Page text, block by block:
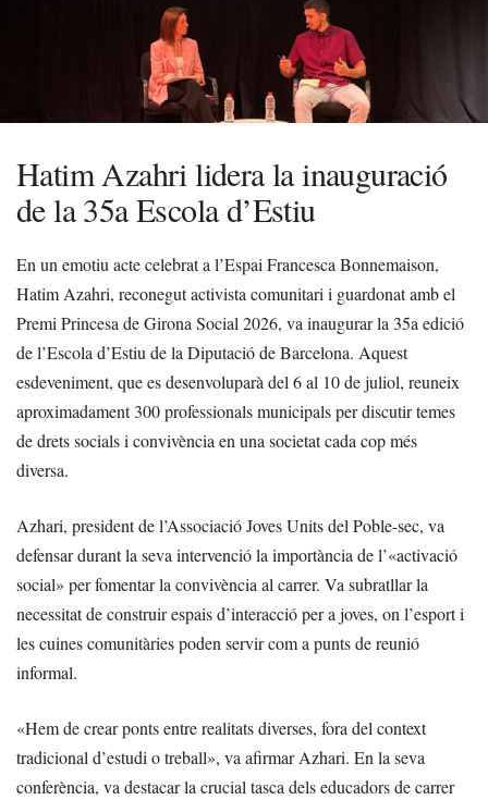
Hatim Azahri lidera la inauguració
de la 35a Escola d’Estiu
En un emotiu acte celebrat a l’Espai Francesca Bonnemaison,
Hatim Azahri, reconegut activista comunitari i guardonat amb el
Premi Princesa de Girona Social 2026, va inaugurar la 35a edició
de l’Escola d’Estiu de la Diputació de Barcelona. Aquest
esdeveniment, que es desenvoluparà del 6 al 10 de juliol, reuneix
aproximadament 300 professionals municipals per discutir temes
de drets socials i convivència en una societat cada cop més
diversa.
Azhari, president de l’Associació Joves Units del Poble-sec, va
defensar durant la seva intervenció la importància de l’«activació
social» per fomentar la convivència al carrer. Va subratllar la
necessitat de construir espais d’interacció per a joves, on l’esport i
les cuines comunitàries poden servir com a punts de reunió
informal.
«Hem de crear ponts entre realitats diverses, fora del context
tradicional d’estudi o treball», va afirmar Azhari. En la seva
conferència, va destacar la crucial tasca dels educadors de carrer